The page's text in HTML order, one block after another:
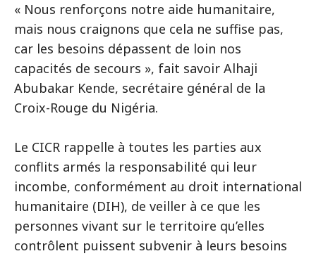
« Nous renforçons notre aide humanitaire,
mais nous craignons que cela ne suffise pas,
car les besoins dépassent de loin nos
capacités de secours », fait savoir Alhaji
Abubakar Kende, secrétaire général de la
Croix-Rouge du Nigéria.
Le CICR rappelle à toutes les parties aux
conflits armés la responsabilité qui leur
incombe, conformément au droit international
humanitaire (DIH), de veiller à ce que les
personnes vivant sur le territoire qu’elles
contrôlent puissent subvenir à leurs besoins